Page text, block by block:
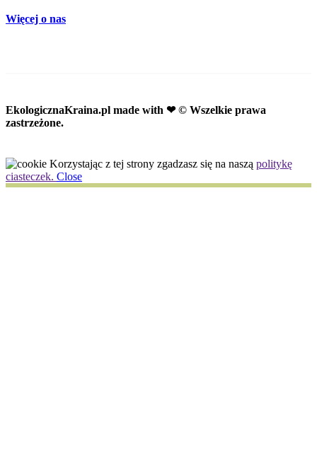
Więcej o nas
EkologicznaKraina.pl made with ❤ © Wszelkie prawa
zastrzeżone.
Korzystając z tej strony zgadzasz się na naszą politykę
ciasteczek. Close